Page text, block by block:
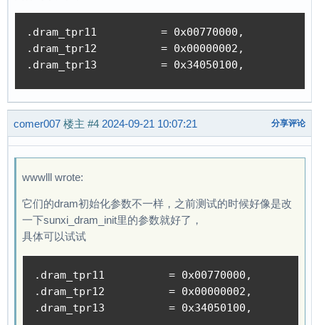
.dram_tpr11          = 0x00770000,
.dram_tpr12          = 0x00000002,
.dram_tpr13          = 0x34050100,
comer007 楼主 #4 2024-09-21 10:07:21 分享评论
wwwlll wrote:
它们的dram初始化参数不一样，之前测试的时候好像是改
一下sunxi_dram_init里的参数就好了，
具体可以试试
.dram_tpr11          = 0x00770000,
.dram_tpr12          = 0x00000002,
.dram_tpr13          = 0x34050100,